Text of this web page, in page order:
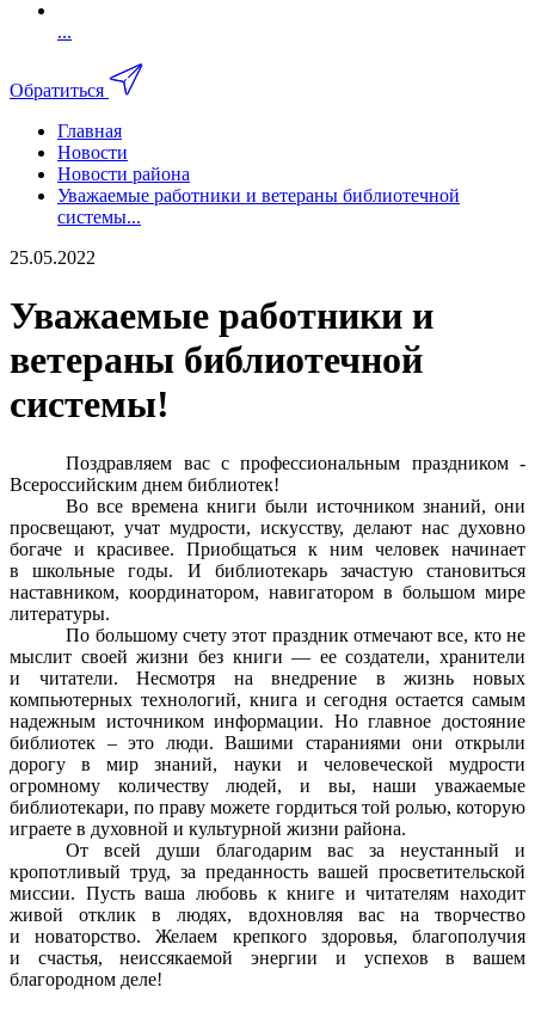
...
Обратиться
Главная
Новости
Новости района
Уважаемые работники и ветераны библиотечной
системы...
25.05.2022
Уважаемые работники и
ветераны библиотечной
системы!
Поздравляем вас с профессиональным праздником -
Всероссийским днем библиотек!
Во все времена книги были источником знаний, они
просвещают, учат мудрости, искусству, делают нас духовно
богаче и красивее. Приобщаться к ним человек начинает
в школьные годы. И библиотекарь зачастую становиться
наставником, координатором, навигатором в большом мире
литературы.
По большому счету этот праздник отмечают все, кто не
мыслит своей жизни без книги — ее создатели, хранители
и читатели. Несмотря на внедрение в жизнь новых
компьютерных технологий, книга и сегодня остается самым
надежным источником информации. Но главное достояние
библиотек – это люди. Вашими стараниями они открыли
дорогу в мир знаний, науки и человеческой мудрости
огромному количеству людей, и вы, наши уважаемые
библиотекари, по праву можете гордиться той ролью, которую
играете в духовной и культурной жизни района.
От всей души благодарим вас за неустанный и
кропотливый труд, за преданность вашей просветительской
миссии. Пусть ваша любовь к книге и читателям находит
живой отклик в людях, вдохновляя вас на творчество
и новаторство. Желаем крепкого здоровья, благополучия
и счастья, неиссякаемой энергии и успехов в вашем
благородном деле!